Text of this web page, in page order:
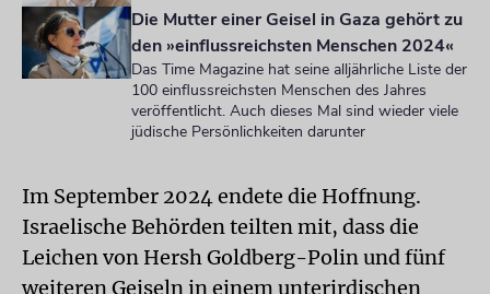
Die Mutter einer Geisel in Gaza gehört zu
den »einflussreichsten Menschen 2024«
Das Time Magazine hat seine alljährliche Liste der
100 einflussreichsten Menschen des Jahres
veröffentlicht. Auch dieses Mal sind wieder viele
jüdische Persönlichkeiten darunter
Im September 2024 endete die Hoffnung.
Israelische Behörden teilten mit, dass die
Leichen von Hersh Goldberg-Polin und fünf
weiteren Geiseln in einem unterirdischen